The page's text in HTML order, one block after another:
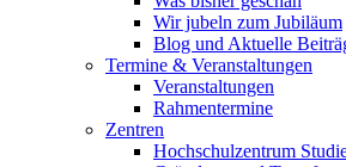
Wir jubeln zum Jubiläum
Blog und Aktuelle
Termine & Veranstaltungen
Veranstaltungen
Rahmentermine
Zentren
Hochschulzentrum